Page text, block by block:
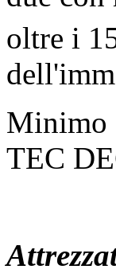
oltre i
Minimo
TEC